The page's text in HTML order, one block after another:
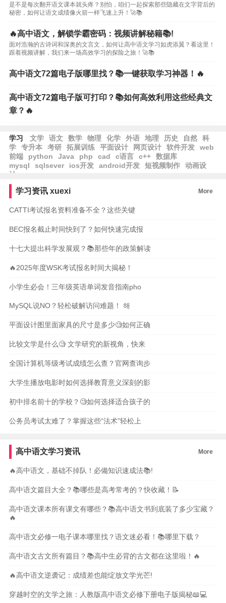
是不是每次翻开语文课本就头疼？别怕，咱们一起探索那些隐藏在文字背后的
秘密，如何让语文成绩像火箭一样飞速上升！🚀📚
🔥高中语文，解锁学霸密码：视频讲解秘籍📚!
面对浩瀚的古诗词和深奥的文言文，如何让高中语文学习如虎添翼？看这里！
跟着视频讲解，我们来一场高效学习的探险之旅！🚀📚
高中语文72篇电子版哪里找？📚一键获取学习神器！🔥
高中语文72篇电子版可打印？📚如何高效利用这些经典文
章？🔥
学习 文学 语文 数学 物理 化学 外语 地理 历史 自然
科
学
专升本 考研 拓展训练 平面设计 网页设计 软件开发
web
前端
python Java php cad c语言 c++
数据库
mysql
sqlsever ios开发 android开发 短视频制作
动画设
计
学习资讯 xuexi More
CATTI考试报名资料准备不全？这些关键
BEC报名截止时间快到了？如何快速完成报
十七大提出科学发展观？📚那些年的政策解读
🔥2025年度WSK考试报名时间大揭秘！
小学生必会！三年级英语单词发音指南pho
MySQL说NO？轻松破解访问难题！ 해
平面设计图里面家具的尺寸是多少🧐如何正确
比较文学是什么🧐 文学研究的新视角，快来
全国计算机等级考试成绩怎么查？官网查询步
大学生播放电影时如何选择教育意义深刻的影
初中排名前十的学校？🧐如何选择适合孩子的
公务员考试太难了？掌握这些“法术”轻松上
高中语文学习资讯 More
🔥高中语文，基础不掉队！必備知识速成法📚!
高中语文篇目大全？📚哪些是高考常考的？快收藏！📝
高中语文课本所有课文有哪些？📚高中语文书到底装了多少宝藏？
🔥
高中语文必修一电子课本哪里找？语文迷必看！📚哪里下载？
高中语文古文所有篇目？📚高中生必背的古文都在这里啦！🔥
🔥高中语文逆袭记：成绩差也能绽放文学光芒!
穿越时空的文学之旅：人教版高中语文必修下册电子版揭秘📖💻